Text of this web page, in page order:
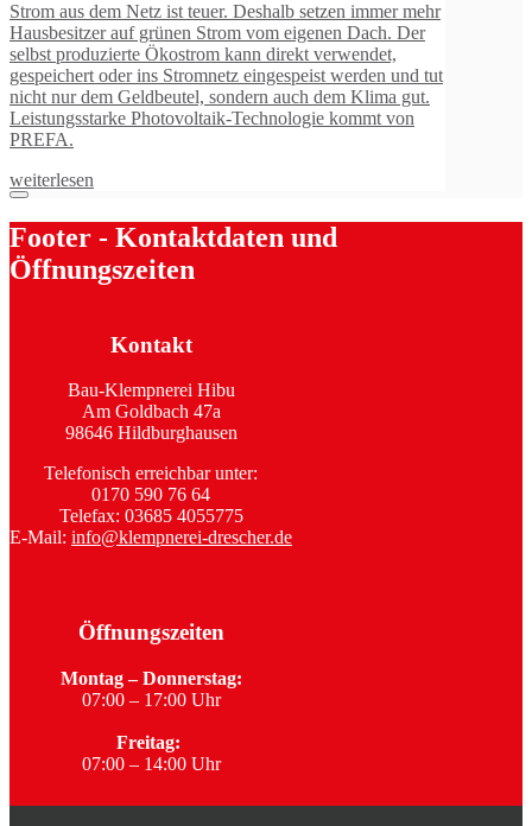
Strom aus dem Netz ist teuer. Deshalb setzen immer mehr
Hausbesitzer auf grünen Strom vom eigenen Dach. Der
selbst produzierte Ökostrom kann direkt verwendet,
gespeichert oder ins Stromnetz eingespeist werden und tut
nicht nur dem Geldbeutel, sondern auch dem Klima gut.
Leistungsstarke Photovoltaik-Technologie kommt von
PREFA.
weiterlesen
Footer - Kontaktdaten und
Öffnungszeiten
Kontakt
Bau-Klempnerei Hibu
Am Goldbach 47a
98646 Hildburghausen
Telefonisch erreichbar unter:
0170 590 76 64
Telefax: 03685 4055775
E-Mail: info@klempnerei-drescher.de
Öffnungszeiten
Montag – Donnerstag:
07:00 – 17:00 Uhr
Freitag:
07:00 – 14:00 Uhr